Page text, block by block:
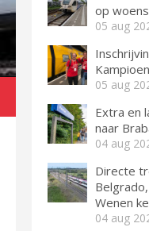
op
05 aug
05 aug
Extra en
naar
04 aug
Directe
Wenen
04 aug